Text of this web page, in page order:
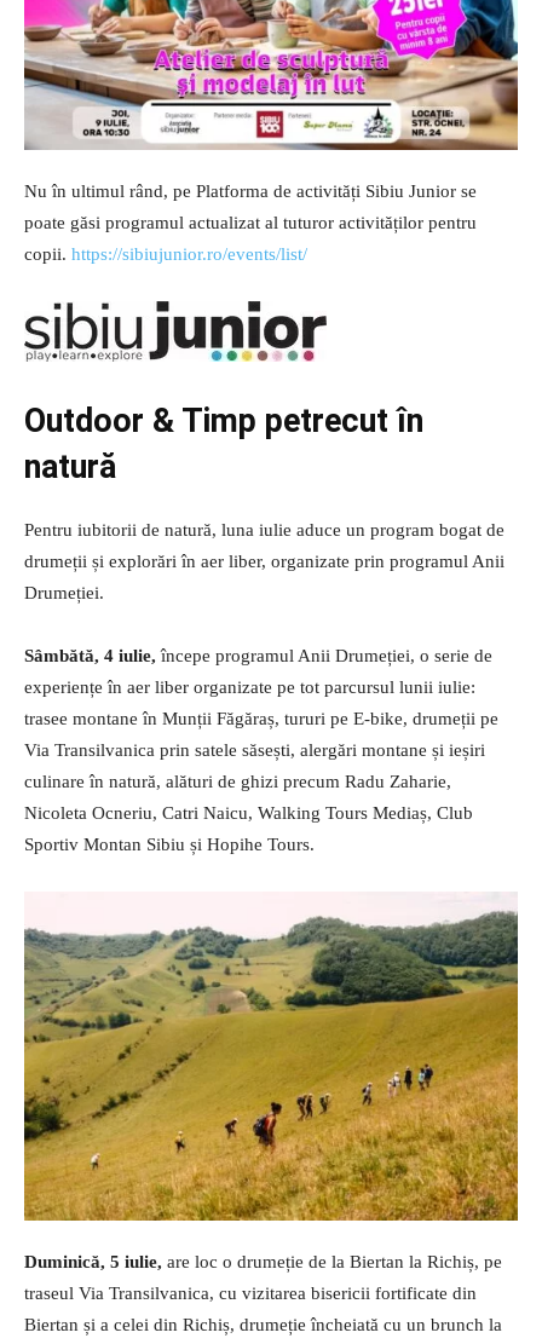
Nu în ultimul rând, pe Platforma de activități Sibiu Junior se
poate găsi programul actualizat al tuturor activităților pentru
copii. https://sibiujunior.ro/events/list/
Outdoor & Timp petrecut în
natură
Pentru iubitorii de natură, luna iulie aduce un program bogat de
drumeții și explorări în aer liber, organizate prin programul Anii
Drumeției.
Sâmbătă, 4 iulie, începe programul Anii Drumeției, o serie de
experiențe în aer liber organizate pe tot parcursul lunii iulie:
trasee montane în Munții Făgăraș, tururi pe E-bike, drumeții pe
Via Transilvanica prin satele săsești, alergări montane și ieșiri
culinare în natură, alături de ghizi precum Radu Zaharie,
Nicoleta Ocneriu, Catri Naicu, Walking Tours Mediaș, Club
Sportiv Montan Sibiu și Hopihe Tours.
Duminică, 5 iulie, are loc o drumeție de la Biertan la Richiș, pe
traseul Via Transilvanica, cu vizitarea bisericii fortificate din
Biertan și a celei din Richiș, drumeție încheiată cu un brunch la